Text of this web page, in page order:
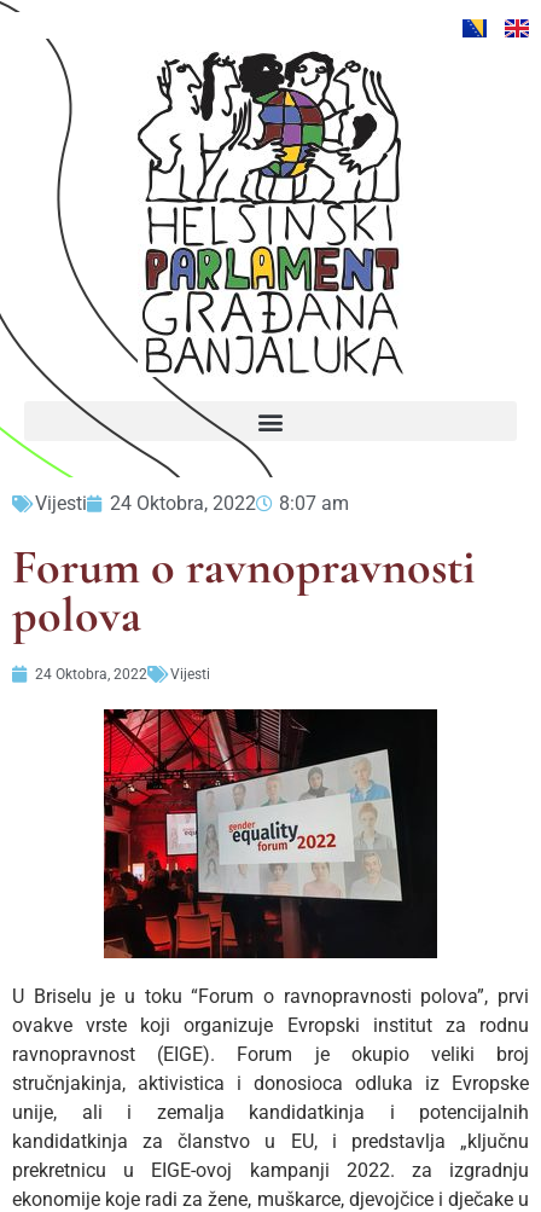
Vijesti 24 Oktobra, 2022 8:07 am
Forum o ravnopravnosti
polova
24 Oktobra, 2022 Vijesti
U Briselu je u toku “Forum o ravnopravnosti polova”, prvi
ovakve vrste koji organizuje Evropski institut za rodnu
ravnopravnost (EIGE). Forum je okupio veliki broj
stručnjakinja, aktivistica i donosioca odluka iz Evropske
unije, ali i zemalja kandidatkinja i potencijalnih
kandidatkinja za članstvo u EU, i predstavlja „ključnu
prekretnicu u EIGE-ovoj kampanji 2022. za izgradnju
ekonomije koje radi za žene, muškarce, djevojčice i dječake u